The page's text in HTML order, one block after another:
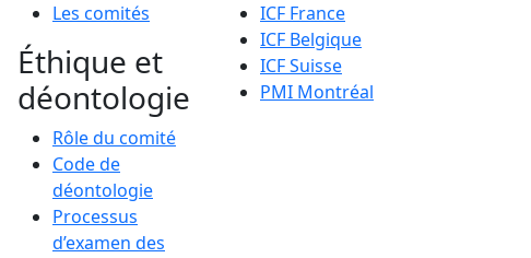
Les comités
Éthique et
déontologie
Rôle du comité
Code de
déontologie
Processus
d’examen des
ICF France
ICF Belgique
ICF Suisse
PMI Montréal